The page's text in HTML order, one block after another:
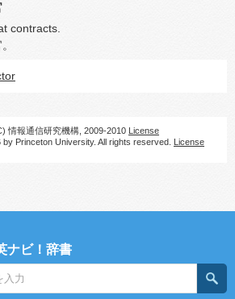
contracts.
情報通信研究機構, 2009-2010 License
Princeton University. All rights reserved. License
ナビ！辞書